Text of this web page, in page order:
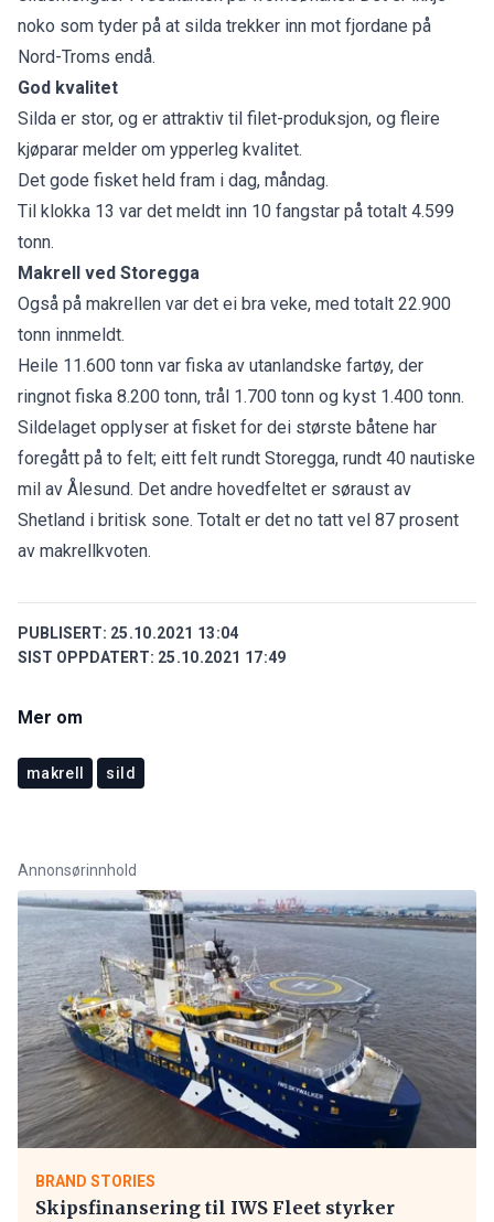
noko som tyder på at silda trekker inn mot fjordane på
Nord-Troms endå.
God kvalitet
Silda er stor, og er attraktiv til filet-produksjon, og fleire
kjøparar melder om ypperleg kvalitet.
Det gode fisket held fram i dag, måndag.
Til klokka 13 var det meldt inn 10 fangstar på totalt 4.599
tonn.
Makrell ved Storegga
Også på makrellen var det ei bra veke, med totalt 22.900
tonn innmeldt.
Heile 11.600 tonn var fiska av utanlandske fartøy, der
ringnot fiska 8.200 tonn, trål 1.700 tonn og kyst 1.400 tonn.
Sildelaget opplyser at fisket for dei største båtene har
foregått på to felt; eitt felt rundt Storegga, rundt 40 nautiske
mil av Ålesund. Det andre hovedfeltet er søraust av
Shetland i britisk sone. Totalt er det no tatt vel 87 prosent
av makrellkvoten.
PUBLISERT: 25.10.2021 13:04
SIST OPPDATERT: 25.10.2021 17:49
Mer om
makrell sild
Annonsørinnhold
BRAND STORIES
Skipsfinansering til IWS Fleet styrker